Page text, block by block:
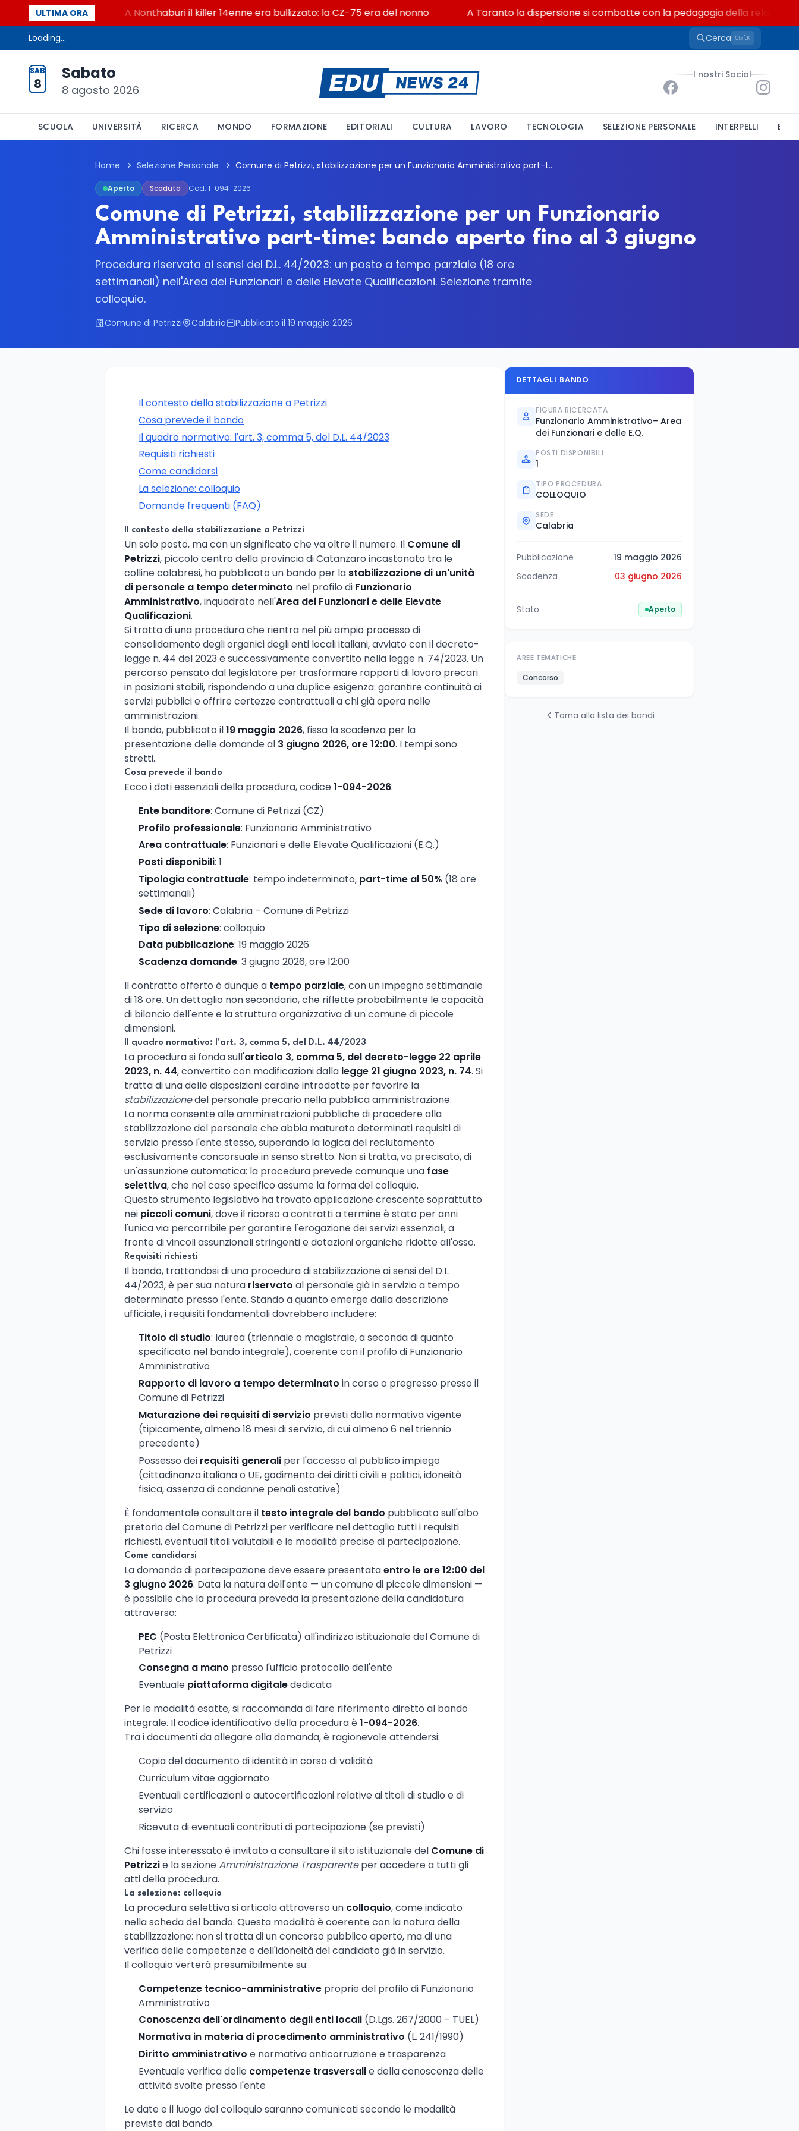
ULTIMA ORA
i chatbot AI A Nonthaburi il killer 14enne era bullizzato: la CZ-75 era del nonno A Taranto la dispersione si combatte con la pedagogia della relazione
Loading... Cerca CtrlK
SAB
8
Sabato
8 agosto 2026
I nostri Social
SCUOLA UNIVERSITÀ RICERCA MONDO FORMAZIONE EDITORIALI CULTURA LAVORO TECNOLOGIA SELEZIONE PERSONALE INTERPELLI
Home Selezione Personale Comune di Petrizzi, stabilizzazione per un Funzionario Amministrativo part-time: bando aperto fino al 3 giugno
Aperto Scaduto Cod. 1-094-2026
Comune di Petrizzi, stabilizzazione per un Funzionario
Amministrativo part-time: bando aperto fino al 3 giugno
Procedura riservata ai sensi del D.L. 44/2023: un posto a tempo parziale (18 ore
settimanali) nell'Area dei Funzionari e delle Elevate Qualificazioni. Selezione tramite
colloquio.
Comune di Petrizzi Calabria Pubblicato il 19 maggio 2026
Il contesto della stabilizzazione a Petrizzi
Cosa prevede il bando
Il quadro normativo: l'art. 3, comma 5, del D.L. 44/2023
Requisiti richiesti
Come candidarsi
La selezione: colloquio
Domande frequenti (FAQ)
Il contesto della stabilizzazione a Petrizzi
Un solo posto, ma con un significato che va oltre il numero. Il Comune di
Petrizzi, piccolo centro della provincia di Catanzaro incastonato tra le
colline calabresi, ha pubblicato un bando per la stabilizzazione di un'unità
di personale a tempo determinato nel profilo di Funzionario
Amministrativo, inquadrato nell'Area dei Funzionari e delle Elevate
Qualificazioni.
Si tratta di una procedura che rientra nel più ampio processo di
consolidamento degli organici degli enti locali italiani, avviato con il decreto-
legge n. 44 del 2023 e successivamente convertito nella legge n. 74/2023. Un
percorso pensato dal legislatore per trasformare rapporti di lavoro precari
in posizioni stabili, rispondendo a una duplice esigenza: garantire continuità ai
servizi pubblici e offrire certezze contrattuali a chi già opera nelle
amministrazioni.
Il bando, pubblicato il19 maggio 2026, fissa la scadenza per la
presentazione delle domande al 3 giugno 2026, ore 12:00. I tempi sono
stretti.
Cosa prevede il bando
Ecco i dati essenziali della procedura, codice1-094-2026:
Ente banditore: Comune di Petrizzi (CZ)
Profilo professionale: Funzionario Amministrativo
Area contrattuale: Funzionari e delle Elevate Qualificazioni (E.Q.)
Posti disponibili: 1
Tipologia contrattuale: tempo indeterminato, part-time al 50% (18 ore
settimanali)
Sede di lavoro: Calabria – Comune di Petrizzi
Tipo di selezione: colloquio
Data pubblicazione: 19 maggio 2026
Scadenza domande: 3 giugno 2026, ore 12:00
Il contratto offerto è dunque a tempo parziale, con un impegno settimanale
di 18 ore. Un dettaglio non secondario, che riflette probabilmente le capacità
di bilancio dell'ente e la struttura organizzativa di un comune di piccole
dimensioni.
Il quadro normativo: l'art. 3, comma 5, del D.L. 44/2023
La procedura si fonda sull'articolo 3, comma 5, del decreto-legge 22 aprile
2023, n. 44, convertito con modificazioni dalla legge 21 giugno 2023, n. 74. Si
tratta di una delle disposizioni cardine introdotte per favorire la
stabilizzazionedel personale precario nella pubblica amministrazione.
La norma consente alle amministrazioni pubbliche di procedere alla
stabilizzazione del personale che abbia maturato determinati requisiti di
servizio presso l'ente stesso, superando la logica del reclutamento
esclusivamente concorsuale in senso stretto. Non si tratta, va precisato, di
un'assunzione automatica: la procedura prevede comunque una fase
selettiva, che nel caso specifico assume la forma del colloquio.
Questo strumento legislativo ha trovato applicazione crescente soprattutto
nei piccoli comuni, dove il ricorso a contratti a termine è stato per anni
l'unica via percorribile per garantire l'erogazione dei servizi essenziali, a
fronte di vincoli assunzionali stringenti e dotazioni organiche ridotte all'osso.
Requisiti richiesti
Il bando, trattandosi di una procedura di stabilizzazione ai sensi del D.L.
44/2023, è per sua natura riservato al personale già in servizio a tempo
determinato presso l'ente. Stando a quanto emerge dalla descrizione
ufficiale, i requisiti fondamentali dovrebbero includere:
Titolo di studio: laurea (triennale o magistrale, a seconda di quanto
specificato nel bando integrale), coerente con il profilo di Funzionario
Amministrativo
Rapporto di lavoro a tempo determinato in corso o pregresso presso il
Comune di Petrizzi
Maturazione dei requisiti di servizio previsti dalla normativa vigente
(tipicamente, almeno 18 mesi di servizio, di cui almeno 6 nel triennio
precedente)
Possesso dei requisiti generali per l'accesso al pubblico impiego
(cittadinanza italiana o UE, godimento dei diritti civili e politici, idoneità
fisica, assenza di condanne penali ostative)
È fondamentale consultare il testo integrale del bando pubblicato sull'albo
pretorio del Comune di Petrizzi per verificare nel dettaglio tutti i requisiti
richiesti, eventuali titoli valutabili e le modalità precise di partecipazione.
Come candidarsi
La domanda di partecipazione deve essere presentataentro le ore 12:00 del
3 giugno 2026. Data la natura dell'ente — un comune di piccole dimensioni —
è possibile che la procedura preveda la presentazione della candidatura
attraverso:
PEC (Posta Elettronica Certificata) all'indirizzo istituzionale del Comune di
Petrizzi
Consegna a mano presso l'ufficio protocollo dell'ente
Eventuale piattaforma digitalededicata
Per le modalità esatte, si raccomanda di fare riferimento diretto al bando
integrale. Il codice identificativo della procedura è1-094-2026.
Tra i documenti da allegare alla domanda, è ragionevole attendersi:
Copia del documento di identità in corso di validità
Curriculum vitae aggiornato
Eventuali certificazioni o autocertificazioni relative ai titoli di studio e di
servizio
Ricevuta di eventuali contributi di partecipazione (se previsti)
Chi fosse interessato è invitato a consultare il sito istituzionale del Comune di
Petrizzie la sezioneAmministrazione Trasparenteper accedere a tutti gli
atti della procedura.
La selezione: colloquio
La procedura selettiva si articola attraverso un colloquio, come indicato
nella scheda del bando. Questa modalità è coerente con la natura della
stabilizzazione: non si tratta di un concorso pubblico aperto, ma di una
verifica delle competenze e dell'idoneità del candidato già in servizio.
Il colloquio verterà presumibilmente su:
Competenze tecnico-amministrative proprie del profilo di Funzionario
Amministrativo
Conoscenza dell'ordinamento degli enti locali (D.Lgs. 267/2000 – TUEL)
Normativa in materia di procedimento amministrativo (L. 241/1990)
Diritto amministrativo e normativa anticorruzione e trasparenza
Eventuale verifica delle competenze trasversalie della conoscenza delle
attività svolte presso l'ente
Le date e il luogo del colloquio saranno comunicati secondo le modalità
previste dal bando.
DETTAGLI BANDO
FIGURA RICERCATA
Funzionario Amministrativo– Area
dei Funzionari e delle E.Q.
POSTI DISPONIBILI
1
TIPO PROCEDURA
COLLOQUIO
SEDE
Calabria
Pubblicazione
19 maggio 2026
Scadenza
03 giugno 2026
Stato Aperto
AREE TEMATICHE
Concorso
Torna alla lista dei bandi